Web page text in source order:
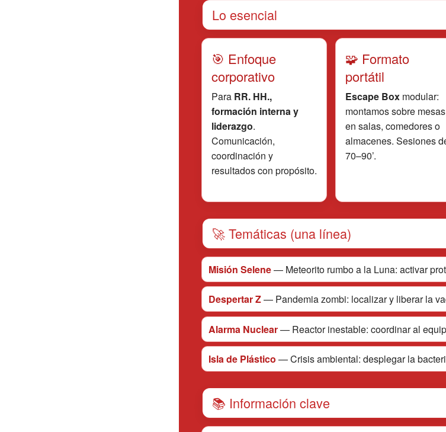
Lo esencial
🎯 Enfoque
corporativo
Para RR. HH.,
formación interna y
liderazgo.
Comunicación,
coordinación y
resultados con propósito.
🧩 Formato
portátil
Escape Box modular:
montamos sobre mesas
en salas, comedores o
almacenes. Sesiones
70–90’.
🚀 Temáticas (una línea)
Misión Selene— Meteorito rumbo a la Luna: activar
Despertar Z— Pandemia zombi: localizar y liberar la
Alarma Nuclear— Reactor inestable: coordinar al
Isla de Plástico — Crisis ambiental: desplegar la
📚 Información clave